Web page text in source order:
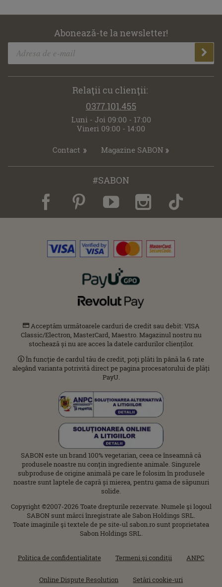
Abonează-te la newsletter!
Relaţii cu clienţii:
0377.101.455
Luni - Joi 09:00 - 17:00
Vineri 09:00 - 14:00
Contact Magazine SABON
#SABON
Acceptăm următoarele carduri de credit sau debit: VISA
Classic/Electron, MasterCard, Maestro. Magazinul nostru nu
stochează și nu are acces la datele cardurilor clienților.
În funcție de cardul tău de credit, poți plăti în până la 6 rate
alegând varianta potrivită direct pe pagina procesatorului de plăți
PayU.
SABON este un brand 100% vegetarian, ceea ce înseamnă că
produsele noastre nu conțin ingrediente animale. Singurele
subproduse de origine animală pe care le folosim în produsele
noastre sunt laptele de capră și mierea, pentru gama de săpunuri
solide.
Copyright ©2007-2026 Toate drepturile rezervate. Numele şi logoul
SABON sunt mărci înregistrate ale Sabon Holdings SRL.
Toate imaginile şi textele de pe site-ul sabon.ro sunt proprietatea
Sabon Holdings SRL.
Politica de confidenţialitate Termeni şi condiţii ANPC
Online Dispute Resolution Setări cookie-uri